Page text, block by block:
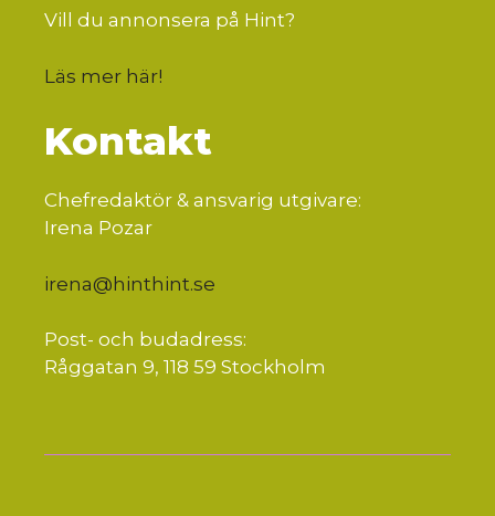
Vill du annonsera på Hint?
Läs mer här!
Kontakt
Chefredaktör & ansvarig utgivare:
Irena Pozar
irena@hinthint.se
Post- och budadress:
Råggatan 9, 118 59 Stockholm